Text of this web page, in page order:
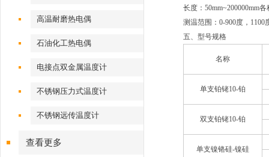
高温耐磨热电偶
石油化工热电偶
电接点双金属温度计
不锈钢压力式温度计
不锈钢远传温度计
查看更多
长度：50mm~200000mm
测温范围：0-900度，
五、型号规格
名称
单支铂铑10-铂
双支铂铑10-铂
单支镍铬硅-镍硅